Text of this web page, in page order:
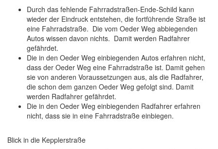
Durch das fehlende Fahrradstraßen-Ende-Schild kann
wieder der Eindruck entstehen, die fortführende Straße ist
eine Fahrradstraße. Die vom Oeder Weg abbiegenden
Autos wissen davon nichts. Damit werden Radfahrer
gefährdet.
Die in den Oeder Weg einbiegenden Autos erfahren nicht,
dass der Oeder Weg eine Fahrradstraße ist. Damit gehen
sie von anderen Voraussetzungen aus, als die Radfahrer,
die schon dem ganzen Oeder Weg gefolgt sind. Damit
werden Radfahrer gefährdet.
Die in den Oeder Weg einbiegenden Radfahrer erfahren
nicht, dass sie in eine Fahrradstraße einbiegen.
Blick in die Kepplerstraße